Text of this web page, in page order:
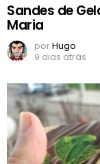
Sandes de
Maria
porHugo
9 dias atrás